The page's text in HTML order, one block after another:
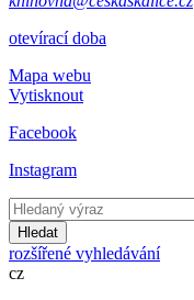
otevírací doba
Mapa webu
Vytisknout
Facebook
Instagram
Hledat
rozšířené vyhledávání
cz